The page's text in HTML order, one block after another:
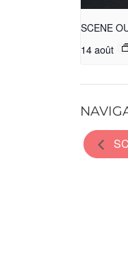
SCENE
14 août